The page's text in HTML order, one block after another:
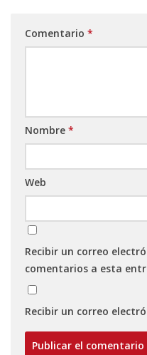
Comentario *
Nombre *
Web
Recibir un correo
comentarios a esta
Recibir un correo